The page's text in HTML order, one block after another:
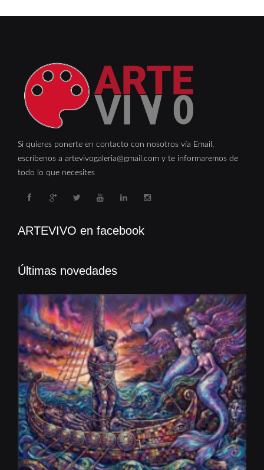
Si quieres ponerte en contacto con nosotros vía Email,
escríbenos a artevivogaleria@gmail.com y te informaremos de
todo lo que necesites
ARTEVIVO en facebook
Últimas novedades